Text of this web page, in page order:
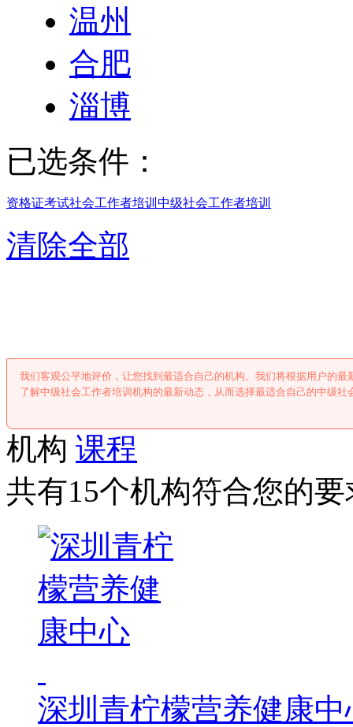
温州
合肥
淄博
已选条件：
资格证考试社会工作者培训 中级社会工作者培训
清除全部
我们客观公平地评价，让您找到最适合自己的机构。我们将根据用户的
了解中级社会工作者培训机构的最新动态，从而选择最适合自己的中级社
机构 课程
共有15个机构符合您的要
深圳青柠檬营养健康中